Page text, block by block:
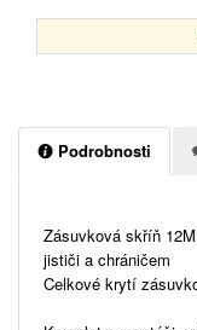
Podrobnosti
Zásuvková skříň
jističi a chráničem
Celkové krytí